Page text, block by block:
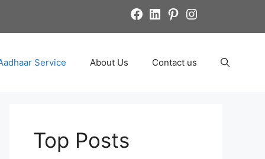
Facebook
LinkedIn
Pinterest
Instagram
Service About Us Contact us
Top Posts